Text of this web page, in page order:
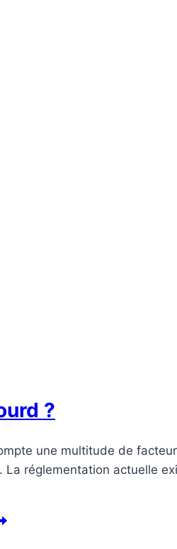
?
une multitude de
réglementation actuelle